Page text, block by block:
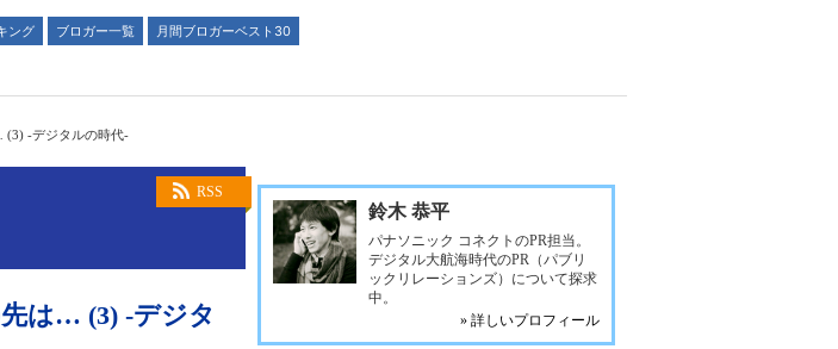
ング ブロガー一覧
月間ブロガーベスト30
(3) -デジタルの時代-
RSS
は… (3) -デジタ
鈴木 恭平
パナソニック コネクトのPR担当。
デジタル大航海時代のPR（パブリ
ックリレーションズ）について探求
中。
» 詳しいプロフィール